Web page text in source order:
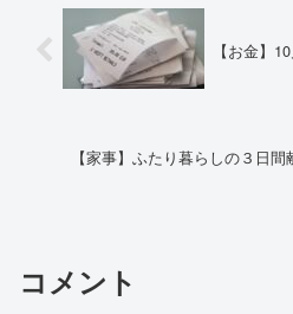
【お金】
【家事】ふたり暮らしの３日間
コメント